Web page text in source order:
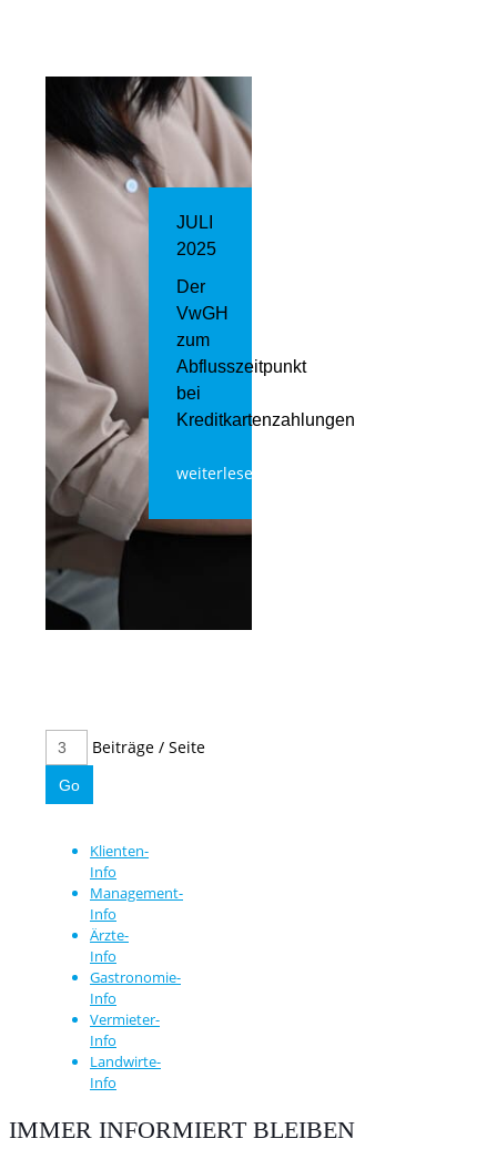
JULI
2025
Der
VwGH
zum
Abflusszeitpunkt
bei
Kreditkartenzahlungen
weiterlesen
Beiträge / Seite
Klienten-
Info
Management-
Info
Ärzte-
Info
Gastronomie-
Info
Vermieter-
Info
Landwirte-
Info
IMMER INFORMIERT BLEIBEN